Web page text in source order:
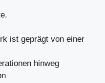
ist geprägt von einer
hinweg